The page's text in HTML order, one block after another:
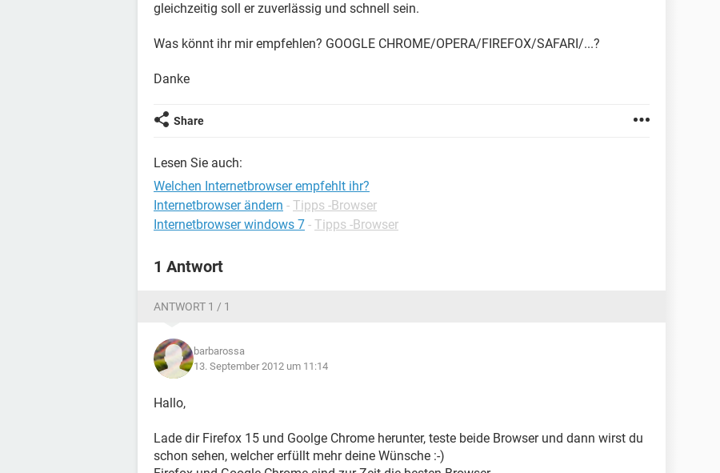
gleichzeitig soll er zuverlässig und schnell sein.
Was könnt ihr mir empfehlen? GOOGLE CHROME/OPERA/FIREFOX/SAFARI/...?
Danke
Share
Lesen Sie auch:
Welchen Internetbrowser empfehlt ihr?
Internetbrowser ändern - Tipps -Browser
Internetbrowser windows 7 - Tipps -Browser
1 Antwort
ANTWORT 1 / 1
barbarossa
13. September 2012 um 11:14
Hallo,
Lade dir Firefox 15 und Goolge Chrome herunter, teste beide Browser und dann wirst du
schon sehen, welcher erfüllt mehr deine Wünsche :-)